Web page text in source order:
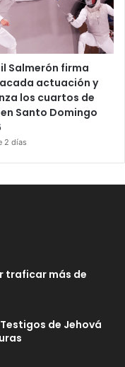
Salmerón firma
actuación y
los cuartos de
Santo Domingo
2 días
traficar más de
de Jehová